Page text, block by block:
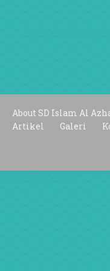
About SD Islam Al
Artikel
Galeri